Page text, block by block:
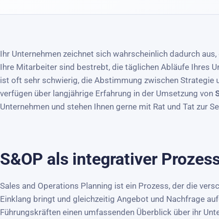
Ihr Unternehmen zeichnet sich wahrscheinlich dadurch
Ihre Mitarbeiter sind bestrebt, die täglichen Abläufe Ihres
ist oft sehr schwierig, die Abstimmung zwischen Strategie
verfügen über langjährige Erfahrung in der Umsetzung von
Unternehmen und stehen Ihnen gerne mit Rat und Tat zur
S&OP als integrativer
Sales and Operations Planning ist ein Prozess, der die
Einklang bringt und gleichzeitig Angebot und Nachfrage
Führungskräften einen umfassenden Überblick über ihr